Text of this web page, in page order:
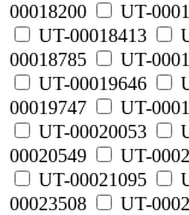
00018200
UT-
UT-00018413
00018785
UT-
UT-00019646
00019747
UT-
UT-00020053
00020549
UT-
UT-00021095
00023508
UT-